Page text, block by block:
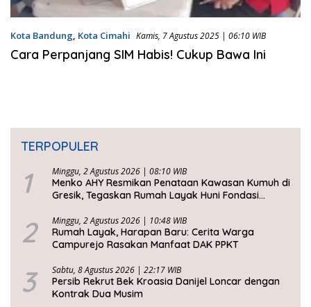
Kota Bandung, Kota Cimahi Kamis, 7 Agustus 2025 | 06:10 WIB
Cara Perpanjang SIM Habis! Cukup Bawa Ini
TERPOPULER
1 Minggu, 2 Agustus 2026 | 08:10 WIB
Menko AHY Resmikan Penataan Kawasan Kumuh di
Gresik, Tegaskan Rumah Layak Huni Fondasi
2 Minggu, 2 Agustus 2026 | 10:48 WIB
Rumah Layak, Harapan Baru: Cerita Warga
Campurejo Rasakan Manfaat DAK PPKT
3 Sabtu, 8 Agustus 2026 | 22:17 WIB
Persib Rekrut Bek Kroasia Danijel Loncar dengan
Kontrak Dua Musim